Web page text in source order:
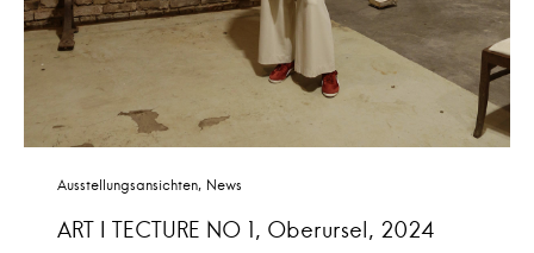
Ausstellungsansichten News
ART I TECTURE NO 1, Oberursel, 2024